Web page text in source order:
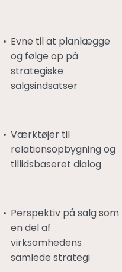
Evne til at planlægge
og følge op på
strategiske
salgsindsatser
Værktøjer til
relationsopbygning og
tillidsbaseret dialog
Perspektiv på salg som
en del af
virksomhedens
samlede strategi